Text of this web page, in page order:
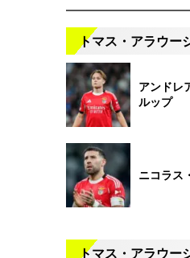
トマス・アラウー
アンドレ
ルップ
ニコラス
トマス・アラウー